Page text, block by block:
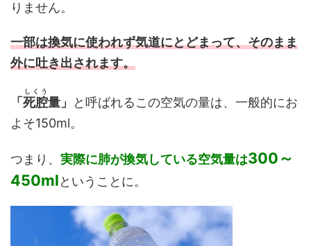
りません。
一部は換気に使われず気道にとどまって、そのまま
外に吐き出されます。
「 死腔
しくう
量」
と呼ばれるこの空気の量は、一般的にお
よそ150ml。
つまり、 実際に肺が換気している空気量は300～
450mlということに。